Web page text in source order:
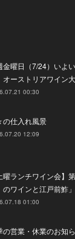
金曜日（7/24）いよ
オーストリアワイン
00:30
の仕入れ風景
12:09
曜ランチワイン会】
のワインと江戸前鮓」
01:00
の営業・休業のお知